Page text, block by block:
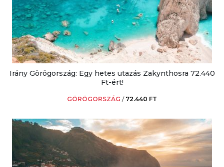
Irány Görögország: Egy hetes utazás Zakynthosra 72.440
Ft-ért!
GÖRÖGORSZÁG / 72.440 FT